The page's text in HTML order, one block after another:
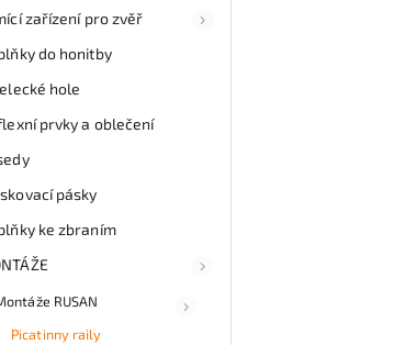
zařízení pro zvěř
do honitby
hole
prvky a oblečení
pásky
ke zbraním
RUSAN
Picatinny raily